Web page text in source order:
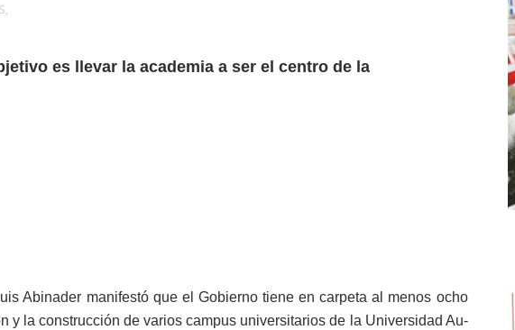
es llevar la academia a ser el centro de la
Abina­der manifestó que el Go­bierno tiene en carpeta al menos ocho
y la construcción de varios campus universita­rios de la Universidad Au­